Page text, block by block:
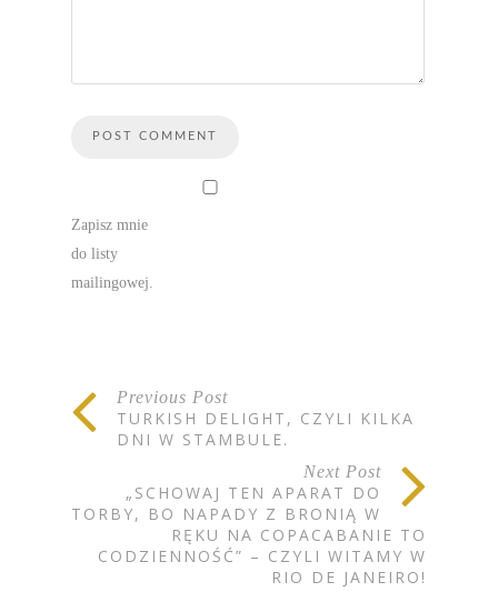
Zapisz mnie
do listy
mailingowej.
Previous Post
TURKISH DELIGHT, CZYLI KILKA
DNI W STAMBULE.
Next Post
„SCHOWAJ TEN APARAT DO
TORBY, BO NAPADY Z BRONIĄ W
RĘKU NA COPACABANIE TO
CODZIENNOŚĆ” – CZYLI WITAMY W
RIO DE JANEIRO!